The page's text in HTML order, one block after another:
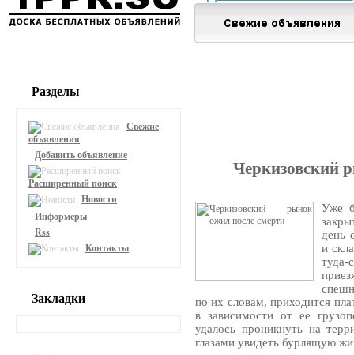
Черкизовский
Уже
день
и
по их словам, приходится
в зависимости от ее
удалось проникнуть на
глазами увидеть бурлящую
Разделы
Свежие
объявления
Добавить объявление
Расширенный поиск
Новости
Информеры
Rss
Контакты
Закладки